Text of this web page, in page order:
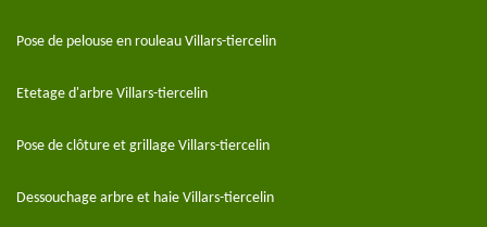
Pose de pelouse en rouleau Villars-tiercelin
Etetage d'arbre Villars-tiercelin
Pose de clôture et grillage Villars-tiercelin
Dessouchage arbre et haie Villars-tiercelin